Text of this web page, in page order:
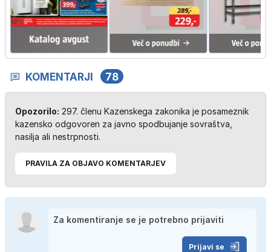
KOMENTARJI 78
Opozorilo: 297. členu Kazenskega zakonika je posameznik
kazensko odgovoren za javno spodbujanje sovraštva,
nasilja ali nestrpnosti.
PRAVILA ZA OBJAVO KOMENTARJEV
Prijavi se